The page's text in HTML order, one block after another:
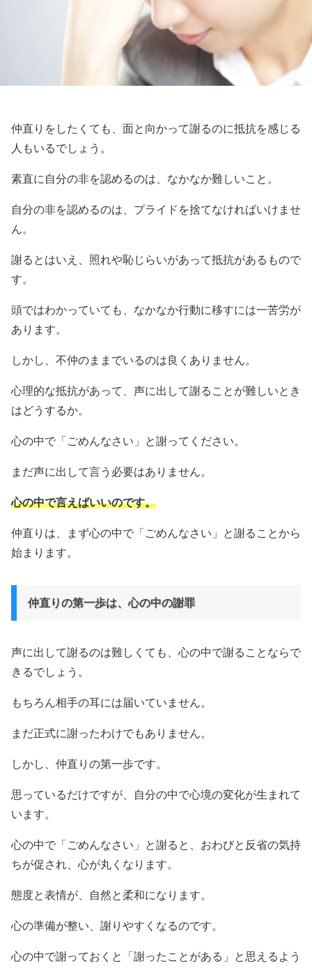
仲直りをしたくても、面と向かって謝るのに抵抗を感じる
人もいるでしょう。
素直に自分の非を認めるのは、なかなか難しいこと。
自分の非を認めるのは、プライドを捨てなければいけませ
ん。
謝るとはいえ、照れや恥じらいがあって抵抗があるもので
す。
頭ではわかっていても、なかなか行動に移すには一苦労が
あります。
しかし、不仲のままでいるのは良くありません。
心理的な抵抗があって、声に出して謝ることが難しいとき
はどうするか。
心の中で「ごめんなさい」と謝ってください。
まだ声に出して言う必要はありません。
心の中で言えばいいのです。
仲直りは、まず心の中で「ごめんなさい」と謝ることから
始まります。
仲直りの第一歩は、心の中の謝罪
声に出して謝るのは難しくても、心の中で謝ることならで
きるでしょう。
もちろん相手の耳には届いていません。
まだ正式に謝ったわけでもありません。
しかし、仲直りの第一歩です。
思っているだけですが、自分の中で心境の変化が生まれて
います。
心の中で「ごめんなさい」と謝ると、おわびと反省の気持
ちが促され、心が丸くなります。
態度と表情が、自然と柔和になります。
心の準備が整い、謝りやすくなるのです。
心の中で謝っておくと「謝ったことがある」と思えるよう